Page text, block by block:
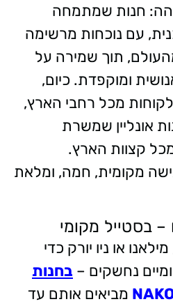
חנות שמתמחה
עם נוכחות מרשימה
תוך שמירה על
ומוקפדת. כיום,
מכל רחבי הארץ,
אונליין שמשרת
קצוות הארץ.
מקומית, חמה, ומלאת
– בסטייל מקומי
או ניו יורק כדי
נחשקים – בחנות
מביאים אותם עד